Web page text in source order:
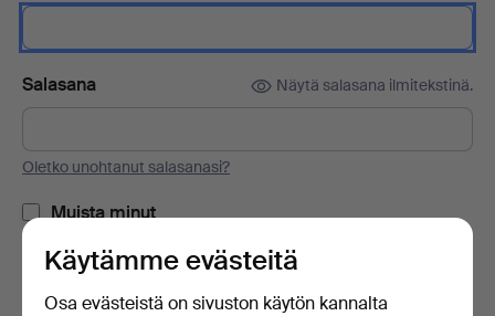
Salasana Näytä salasana ilmitekstinä.
Oletko unohtanut salasanasi?
Muista minut
Käytämme evästeitä
Osa evästeistä on sivuston käytön kannalta